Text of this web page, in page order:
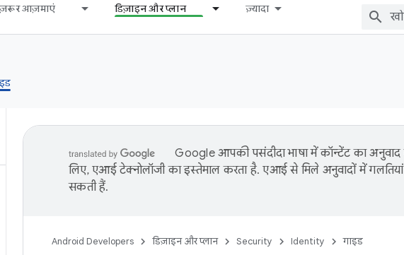
आज़माएं डिज़ाइन और प्लान ज़्यादा
Google आपकी पसंदीदा भाषा में कॉन्टेंट का
लिए, एआई टेक्नोलॉजी का इस्तेमाल करता है. एआई से मिले अनुवादों में गलतियां
सकती हैं.
Android Developers डिज़ाइन और प्लान Security Identity गाइड